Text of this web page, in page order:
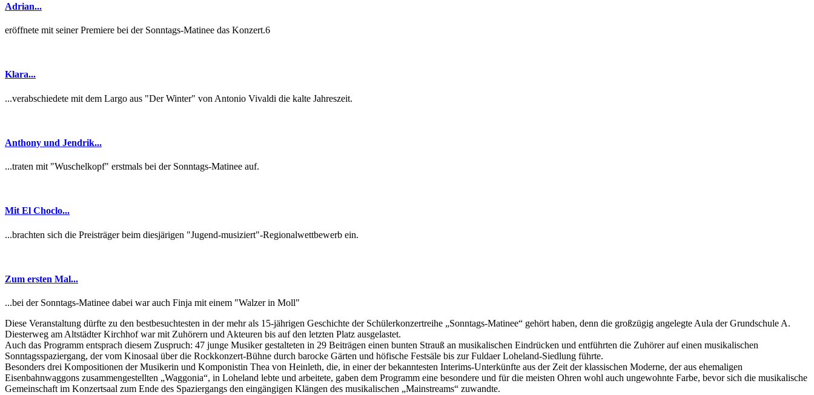
Adrian...
eröffnete mit seiner Premiere bei der Sonntags-Matinee das Konzert.6
Klara...
...verabschiedete mit dem Largo aus "Der Winter" von Antonio Vivaldi die kalte Jahreszeit.
Anthony und Jendrik...
...traten mit "Wuschelkopf" erstmals bei der Sonntags-Matinee auf.
Mit El Choclo...
...brachten sich die Preisträger beim diesjärigen "Jugend-musiziert"-Regionalwettbewerb ein.
Zum ersten Mal...
...bei der Sonntags-Matinee dabei war auch Finja mit einem "Walzer in Moll"
Diese Veranstaltung dürfte zu den bestbesuchtesten in der mehr als 15-jährigen Geschichte der Schülerkonzertreihe „Sonntags-Matinee“ gehört haben, denn die großzügig angelegte Aula der Grundschule A.
Diesterweg am Altstädter Kirchhof war mit Zuhörern und Akteuren bis auf den letzten Platz ausgelastet.
Auch das Programm entsprach diesem Zuspruch: 47 junge Musiker gestalteten in 29 Beiträgen einen bunten Strauß an musikalischen Eindrücken und entführten die Zuhörer auf einen musikalischen
Sonntagsspaziergang, der vom Kinosaal über die Rockkonzert-Bühne durch barocke Gärten und höfische Festsäle bis zur Fuldaer Loheland-Siedlung führte.
Besonders drei Kompositionen der Musikerin und Komponistin Thea von Heinleth, die, in einer der bekanntesten Interims-Unterkünfte aus der Zeit der klassischen Moderne, der aus ehemaligen
Eisenbahnwaggons zusammengestellten „Waggonia“, in Loheland lebte und arbeitete, gaben dem Programm eine besondere und für die meisten Ohren wohl auch ungewohnte Farbe, bevor sich die musikalische
Gemeinschaft im Konzertsaal zum Ende des Spaziergangs den eingängigen Klängen des musikalischen „Mainstreams“ zuwandte.